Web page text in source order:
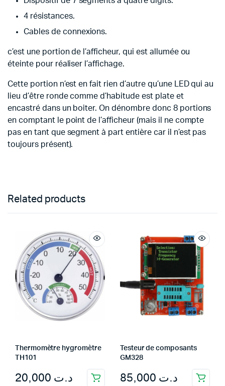
4 résistances.
Cables de connexions.
c’est une portion de l’afficheur, qui est allumée ou
éteinte pour réaliser l’affichage.
Cette portion n’est en fait rien d’autre qu’une LED qui au
lieu d’être ronde comme d’habitude est plate et
encastré dans un boiter. On dénombre donc 8 portions
en comptant le point de l’afficheur (mais il ne compte
pas en tant que segment à part entière car il n’est pas
toujours présent).
Related products
Thermomètre hygromètre
TH101
د.ت
Testeur de composants
GM328
د.ت